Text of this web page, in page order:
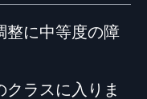
整に中等度の障
ラスに入りま